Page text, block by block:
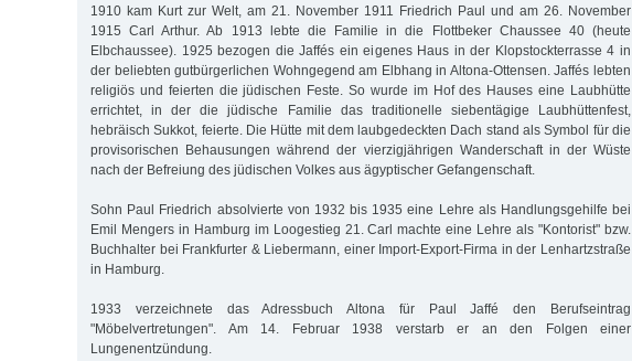
1910 kam Kurt zur Welt, am 21. November 1911 Friedrich Paul und am 26. November
1915 Carl Arthur. Ab 1913 lebte die Familie in die Flottbeker Chaussee 40 (heute
Elbchaussee). 1925 bezogen die Jaffés ein eigenes Haus in der Klopstockterrasse 4 in
der beliebten gutbürgerlichen Wohngegend am Elbhang in Altona-Ottensen. Jaffés lebten
religiös und feierten die jüdischen Feste. So wurde im Hof des Hauses eine Laubhütte
errichtet, in der die jüdische Familie das traditionelle siebentägige Laubhüttenfest,
hebräisch Sukkot, feierte. Die Hütte mit dem laubgedeckten Dach stand als Symbol für die
provisorischen Behausungen während der vierzigjährigen Wanderschaft in der Wüste
nach der Befreiung des jüdischen Volkes aus ägyptischer Gefangenschaft.
Sohn Paul Friedrich absolvierte von 1932 bis 1935 eine Lehre als Handlungsgehilfe bei
Emil Mengers in Hamburg im Loogestieg 21. Carl machte eine Lehre als "Kontorist" bzw.
Buchhalter bei Frankfurter & Liebermann, einer Import-Export-Firma in der Lenhartzstraße
in Hamburg.
1933 verzeichnete das Adressbuch Altona für Paul Jaffé den Berufseintrag
"Möbelvertretungen". Am 14. Februar 1938 verstarb er an den Folgen einer
Lungenentzündung.